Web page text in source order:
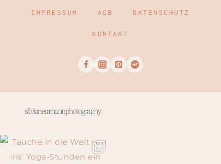
IMPRESSUM AGB DATENSCHUTZ
KONTAKT
silvianeumannphotography